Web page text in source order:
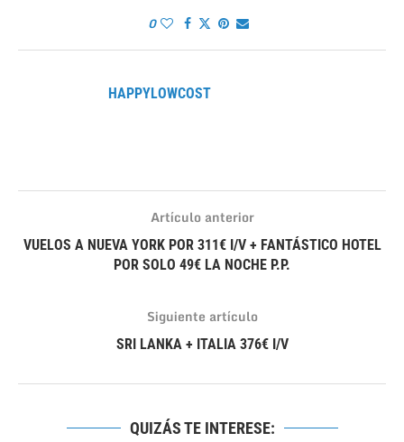
0
HAPPYLOWCOST
Artículo anterior
VUELOS A NUEVA YORK POR 311€ I/V + FANTÁSTICO HOTEL
POR SOLO 49€ LA NOCHE P.P.
Siguiente artículo
SRI LANKA + ITALIA 376€ I/V
QUIZÁS TE INTERESE: